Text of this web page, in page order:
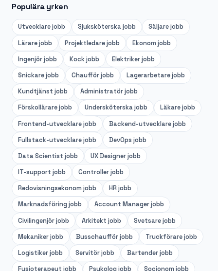
Populära yrken
Utvecklarejobb Sjuksköterskajobb Säljarejobb
Lärarejobb Projektledarejobb Ekonom jobb
Ingenjörjobb Kockjobb Elektrikerjobb
Snickarejobb Chaufförjobb Lagerarbetarejobb
Kundtjänst jobb Administratörjobb
Förskollärarejobb Undersköterskajobb Läkarejobb
Frontend-utvecklarejobb Backend-utvecklarejobb
Fullstack-utvecklarejobb DevOps jobb
Data Scientist jobb UX Designerjobb
IT-support jobb Controllerjobb
Redovisningsekonom jobb HR jobb
Marknadsföring jobb Account Managerjobb
Civilingenjörjobb Arkitekt jobb Svetsarejobb
Mekanikerjobb Busschaufförjobb Truckförarejobb
Logistikerjobb Servitörjobb Bartenderjobb
Fysioterapeut jobb Psykolog jobb Socionom jobb